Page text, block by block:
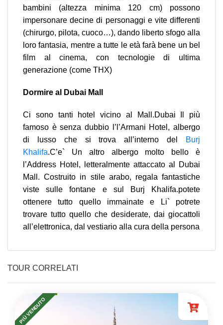
bambini (altezza minima 120 cm) possono
impersonare decine di personaggi e vite differenti
(chirurgo, pilota, cuoco…), dando liberto sfogo alla
loro fantasia, mentre a tutte le età farà bene un bel
film al cinema, con tecnologie di ultima
generazione (come THX)
Dormire al Dubai Mall
Ci sono tanti hotel vicino al Mall.Dubai Il più
famoso è senza dubbio l’l’Armani Hotel, albergo
di lusso che si trova all’interno del
Burj
Khalifa.C’e` Un altro albergo molto bello è
l’Address Hotel, letteralmente attaccato al Dubai
Mall. Costruito in stile arabo, regala fantastiche
viste sulle fontane e sul Burj Khalifa.potete
ottenere tutto quello immainate e Li` potrete
trovare tutto quello che desiderate, dai giocattoli
all’elettronica, dal vestiario alla cura della persona
TOUR CORRELATI
PIÙ VENDUTO